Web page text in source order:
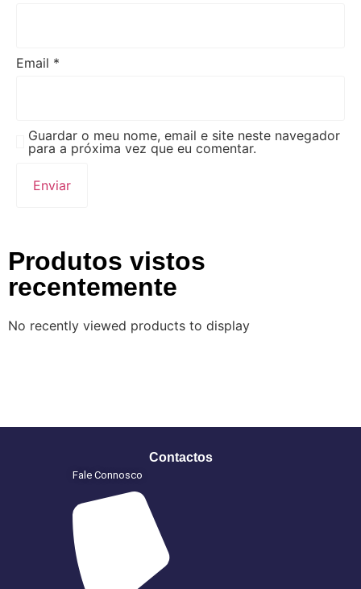
Email *
Guardar o meu nome, email e site neste navegador
para a próxima vez que eu comentar.
Produtos vistos
recentemente
No recently viewed products to display
Contactos
Fale Connosco